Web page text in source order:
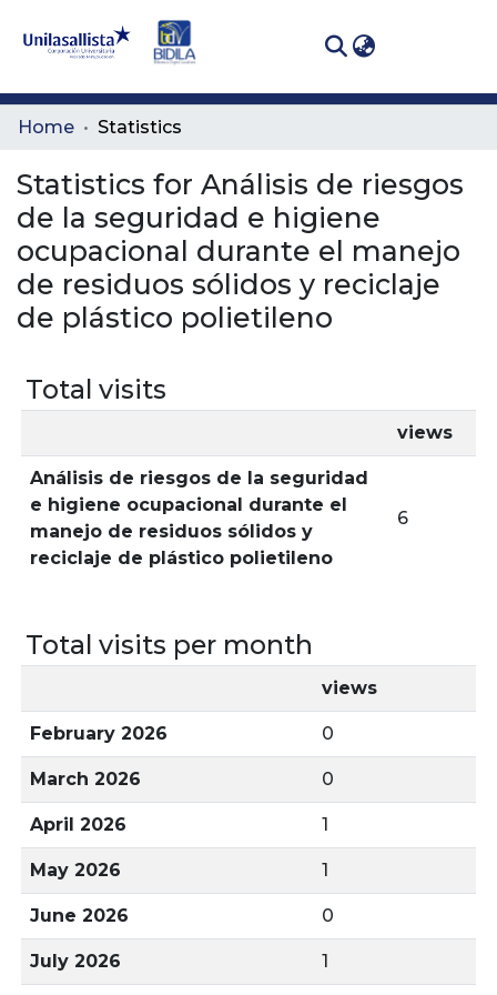
Communities
All of DSpace
Home Statistics
Statistics for Análisis de riesgos
de la seguridad e higiene
ocupacional durante el manejo
de residuos sólidos y reciclaje
de plástico polietileno
Total visits
views
Análisis de riesgos de la seguridad
e higiene ocupacional durante el
manejo de residuos sólidos y
reciclaje de plástico polietileno
6
Total visits per month
views
February 2026 0
March 2026 0
April 2026 1
May 2026 1
June 2026 0
July 2026 1